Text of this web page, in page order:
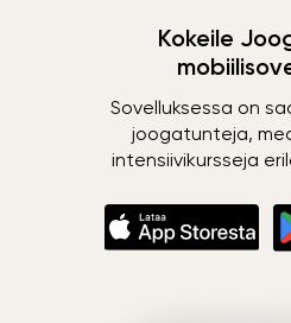
Kokeile
Sovelluksessa on
joogatunteja,
intensiivikursseja